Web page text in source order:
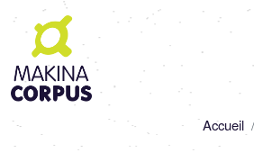
d'Ariane
Accueil